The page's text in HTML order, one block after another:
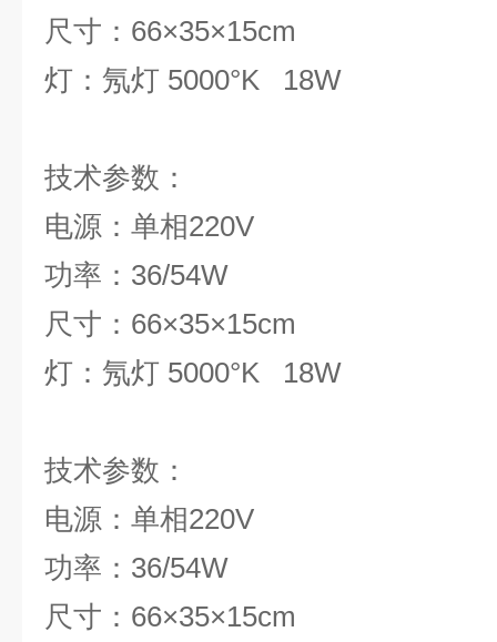
尺寸：66×35×15cm
灯：氖灯 5000°K 18W
技术参
电源：单相220V
功率：36/54W
尺寸：66×35×15cm
灯：氖灯 5000°K 18W
技术参
电源：单相220V
功率：36/54W
尺寸：66×35×15cm